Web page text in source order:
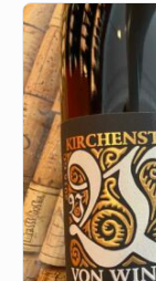
Großer
Riesling
Abend
Jahrgang
2016!